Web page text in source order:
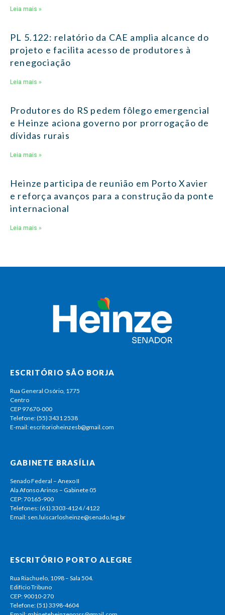
Leia mais »
PL 5.122: relatório da CAE amplia alcance do
projeto e facilita acesso de produtores à
renegociação
Leia mais »
Produtores do RS pedem fôlego emergencial
e Heinze aciona governo por prorrogação de
dívidas rurais
Leia mais »
Heinze participa de reunião em Porto Xavier
e reforça avanços para a construção da ponte
internacional
Leia mais »
ESCRITÓRIO SÃO BORJA
Rua General Osório, 1775
Centro
CEP 97670-000
Telefone: (55) 3431 2538
E-mail: escritorioheinzesb@gmail.com
GABINETE BRASÍLIA
Senado Federal – Anexo II
Ala Afonso Arinos – Gabinete 05
CEP: 70165-900
Telefones: (61) 3303-4124 / 4122
Email: sen.luiscarlosheinze@senado.leg.br
ESCRITÓRIO PORTO ALEGRE
Rua Riachuelo, 1098 – Sala 504.
Edifício Tribuno
CEP: 90010-270
Telefone: (51) 3398-4604